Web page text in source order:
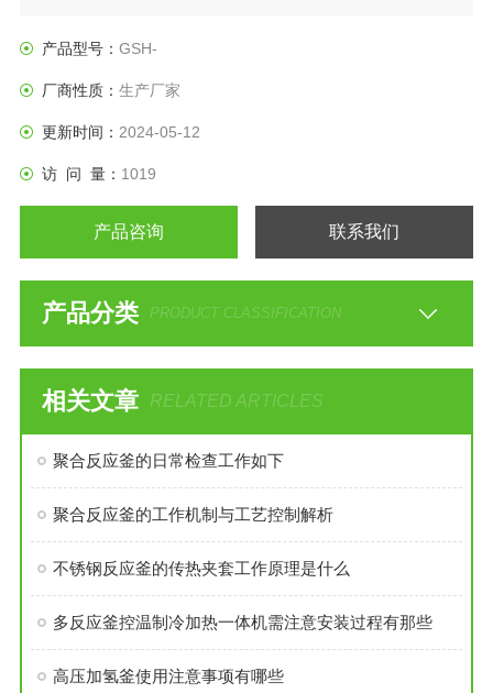
工，制药等行业理想的所需设备。
产品型号： GSH-
厂商性质： 生产厂家
更新时间： 2024-05-12
访 问 量： 1019
产品咨询 联系我们
产品分类 PRODUCT CLASSIFICATION
相关文章 RELATED ARTICLES
聚合反应釜的日常检查工作如下
聚合反应釜的工作机制与工艺控制解析
不锈钢反应釜的传热夹套工作原理是什么
多反应釜控温制冷加热一体机需注意安装过程有那些
高压加氢釜使用注意事项有哪些